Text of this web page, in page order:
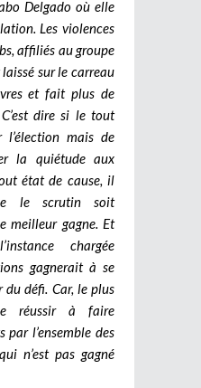
Delgado où elle
Les violences
affiliés au groupe
sur le carreau
et fait plus de
dire si le tout
l’élection mais de
la quiétude aux
état de cause, il
le scrutin soit
meilleur gagne. Et
chargée
gagnerait à se
défi. Car, le plus
réussir à faire
par l’ensemble des
n’est pas gagné